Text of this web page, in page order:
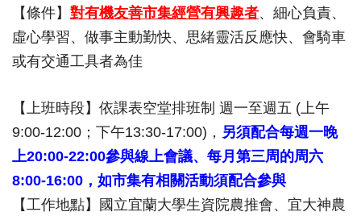
【條件】 對有機友善市集經營有興趣者、細心負責、
虛心學習、做事主動勤快、思緒靈活反應快、會騎車
或有交通工具者為佳
【上班時段】依課表空堂排班制 週一至週五 (上午
9:00-12:00；下午13:30-17:00)​， 另須配合每週一晚
上20:00-22:00參與線上會議、每月第三周的周六
8:00-16:00，如市集有相關活動須配合參與
【工作地點】國立宜蘭大學​生資院農推會、宜大神農